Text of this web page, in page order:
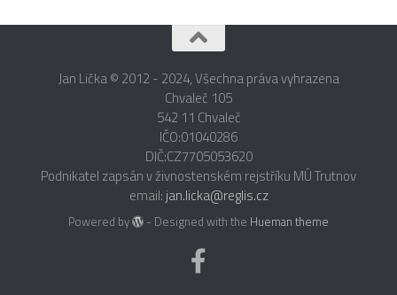
Jan Lička © 2012 - 2024, Všechna práva vyhrazena
Chvaleč 105
542 11 Chvaleč
IČO:01040286
DIČ:CZ7705053620
Podnikatel zapsán v živnostenském rejstříku MÚ Trutnov
email: jan.licka@reglis.cz
Powered by - Designed with the Hueman theme